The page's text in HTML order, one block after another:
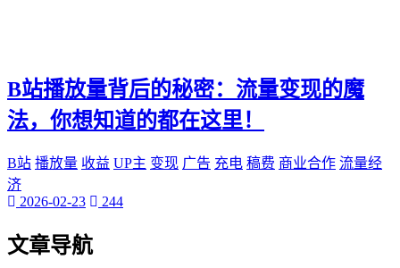
B站播放量背后的秘密：流量变现的魔
法，你想知道的都在这里！
B站 播放量 收益 UP主 变现 广告 充电 稿费 商业合作 流量经
济
2026-02-23
244
文章导航